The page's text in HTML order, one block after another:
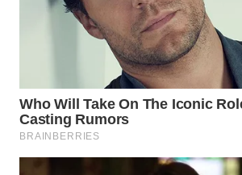
WAHANA
INFRASTRUKTUR
WAHANA
KONSUMEN